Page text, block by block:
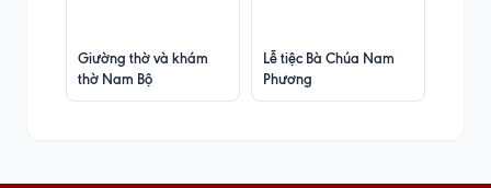
Giường thờ và khám
thờ Nam Bộ
Lễ tiệc Bà Chúa Nam
Phương